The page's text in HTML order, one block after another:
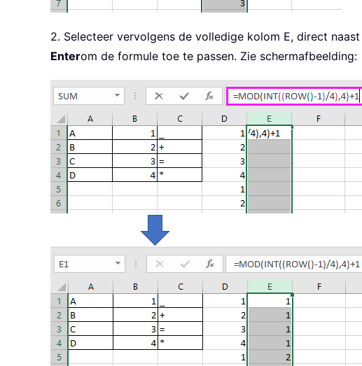
2. Selecteer vervolgens de volledige kolom E, direct
Enterom de formule toe te passen. Zie schermafbeelding: